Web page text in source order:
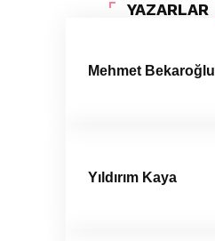
YAZARLAR
Mehmet Bekaroğlu
Yıldırım Kaya